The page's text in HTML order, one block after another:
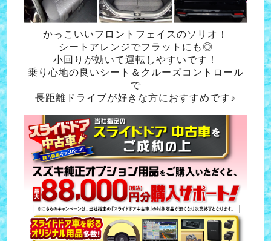
かっこいいフロントフェイスのソリオ！
シートアレンジでフラットにも◎
小回りが効いて運転しやすいです！
乗り心地の良いシート＆クルーズコントロール
で
長距離ドライブが好きな方におすすめです♪